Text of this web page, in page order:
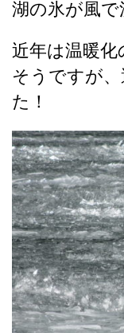
湖の氷が風で
近年は温暖
そうですが
た！